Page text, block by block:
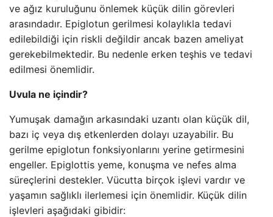
ve ağız kuruluğunu önlemek küçük dilin görevleri
arasındadır. Epiglotun gerilmesi kolaylıkla tedavi
edilebildiği için riskli değildir ancak bazen ameliyat
gerekebilmektedir. Bu nedenle erken teşhis ve tedavi
edilmesi önemlidir.
Uvula ne içindir?
Yumuşak damağın arkasındaki uzantı olan küçük dil,
bazı iç veya dış etkenlerden dolayı uzayabilir. Bu
gerilme epiglotun fonksiyonlarını yerine getirmesini
engeller. Epiglottis yeme, konuşma ve nefes alma
süreçlerini destekler. Vücutta birçok işlevi vardır ve
yaşamın sağlıklı ilerlemesi için önemlidir. Küçük dilin
işlevleri aşağıdaki gibidir: